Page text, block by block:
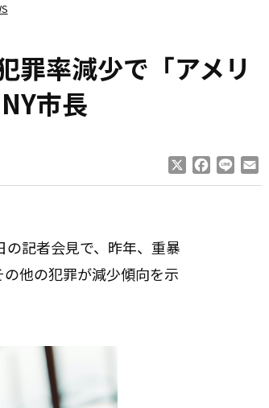
率減少で「アメリ
市長
Facebook
Line
記者会見で、昨年、重暴
他の犯罪が減少傾向を示